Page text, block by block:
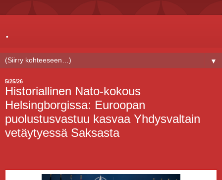
.
▼
5/25/26
Historiallinen Nato-kokous
Helsingborgissa: Euroopan
puolustusvastuu kasvaa Yhdysvaltain
vetäytyessä Saksasta